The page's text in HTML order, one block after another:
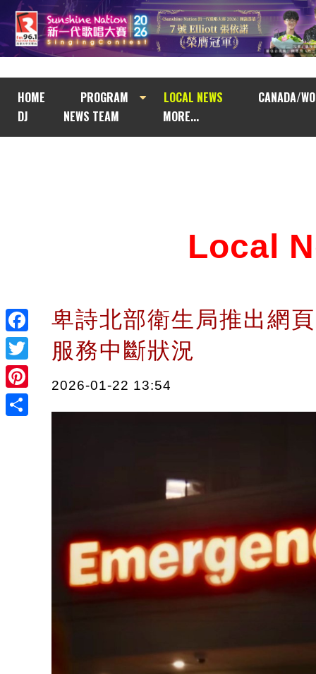
HOME PROGRAM LOCAL NEWS
CANADA/
DJ
NEWS TEAM MORE...
Facebook
Twitter
Pinterest
Local
卑詩北部衛生局推出網
服務中斷狀況
2026-01-22 13:54